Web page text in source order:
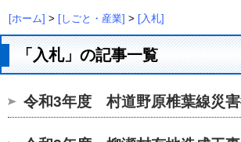
[ホーム] > [しごと・産業] > [入札]
「入札」の記事一覧